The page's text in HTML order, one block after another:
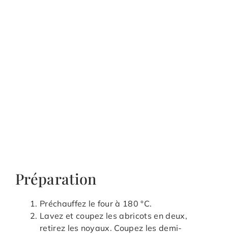
Préparation
Préchauffez le four à 180 °C.
Lavez et coupez les abricots en deux,
retirez les noyaux. Coupez les demi-